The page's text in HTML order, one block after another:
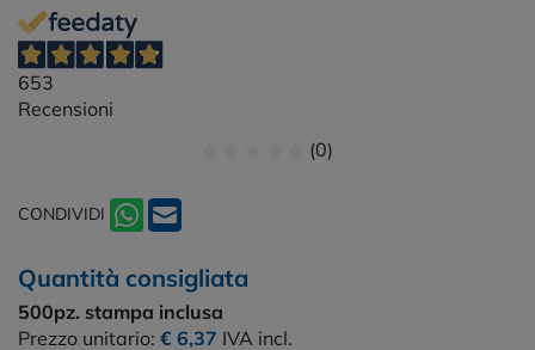
653
Recensioni
(0)
CONDIVIDI
Quantità consigliata
500pz. stampa inclusa
Prezzo unitario: € 6,37 IVA incl.